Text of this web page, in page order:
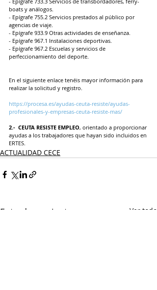
boats y análogos.
- Epígrafe 755.2 Servicios prestados al público por
agencias de viaje.
- Epígrafe 933.9 Otras actividades de enseñanza.
- Epígrafe 967.1 Instalaciones deportivas.
- Epígrafe 967.2 Escuelas y servicios de
perfeccionamiento del deporte.
En el siguiente enlace tenéis mayor información para
realizar la solicitud y registro.
https://procesa.es/ayudas-ceuta-resiste/ayudas-
profesionales-y-empresas-ceuta-resiste-mas/
2.-  CEUTA RESISTE EMPLEO, orientado a proporcionar
ayudas a los trabajadores que hayan sido incluidos en
ERTES.
ACTUALIDAD CECE
Entradas recientes Ver todo